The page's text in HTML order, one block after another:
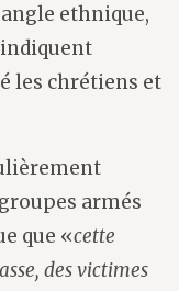
ethnique,
indiquent
les chrétiens et
armés
que «cette
des victimes